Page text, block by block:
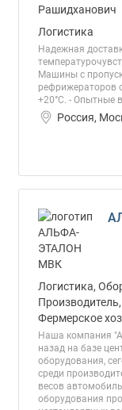
Логистика
Надежная
Машины с
рефрижераторов
+20°С. - Опытные
Россия,
Логистика,
Фермерское
Наша компания
назад на базе
оборудования,
среди
весов
оборудования